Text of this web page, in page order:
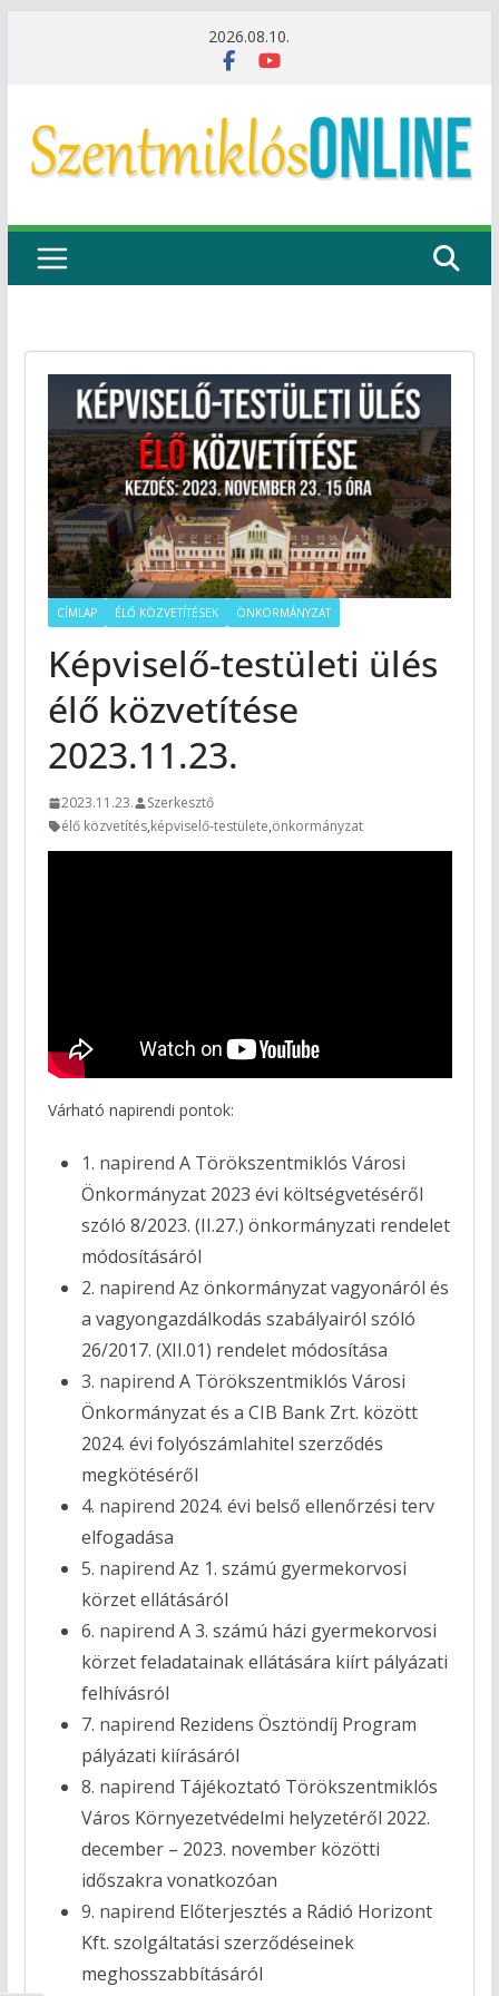
2026.08.10.
CÍMLAP ÉLŐ KÖZVETÍTÉSEK ÖNKORMÁNYZAT
Képviselő-testületi ülés
élő közvetítése
2023.11.23.
2023.11.23.
Szerkesztő
élő közvetítés,képviselő-testülete,önkormányzat
Várható napirendi pontok:
1. napirend A Törökszentmiklós Városi
Önkormányzat 2023 évi költségvetéséről
szóló 8/2023. (II.27.) önkormányzati rendelet
módosításáról
2. napirend Az önkormányzat vagyonáról és
a vagyongazdálkodás szabályairól szóló
26/2017. (XII.01) rendelet módosítása
3. napirend A Törökszentmiklós Városi
Önkormányzat és a CIB Bank Zrt. között
2024. évi folyószámlahitel szerződés
megkötéséről
4. napirend 2024. évi belső ellenőrzési terv
elfogadása
5. napirend Az 1. számú gyermekorvosi
körzet ellátásáról
6. napirend A 3. számú házi gyermekorvosi
körzet feladatainak ellátására kiírt pályázati
felhívásról
7. napirend Rezidens Ösztöndíj Program
pályázati kiírásáról
8. napirend Tájékoztató Törökszentmiklós
Város Környezetvédelmi helyzetéről 2022.
december – 2023. november közötti
időszakra vonatkozóan
9. napirend Előterjesztés a Rádió Horizont
Kft. szolgáltatási szerződéseinek
meghosszabbításáról